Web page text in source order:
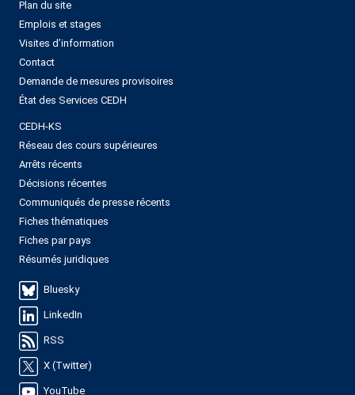
Plan du site
Emplois et stages
Visites d’information
Contact
Demande de mesures provisoires
État des Services CEDH
CEDH-KS
Réseau des cours supérieures
Arrêts récents
Décisions récentes
Communiqués de presse récents
Fiches thématiques
Fiches par pays
Résumés juridiques
Bluesky
LinkedIn
RSS
X (Twitter)
YouTube